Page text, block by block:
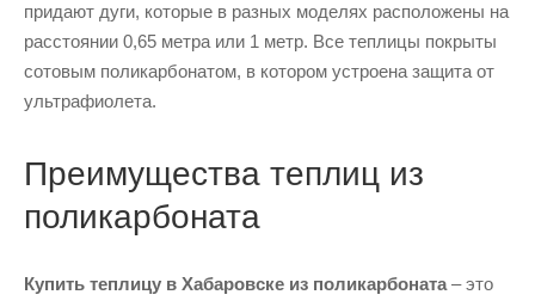
придают дуги, которые в разных моделях расположены на
расстоянии 0,65 метра или 1 метр. Все теплицы покрыты
сотовым поликарбонатом, в котором устроена защита от
ультрафиолета.
Преимущества теплиц из
поликарбоната
Купить теплицу в Хабаровске из поликарбоната – это